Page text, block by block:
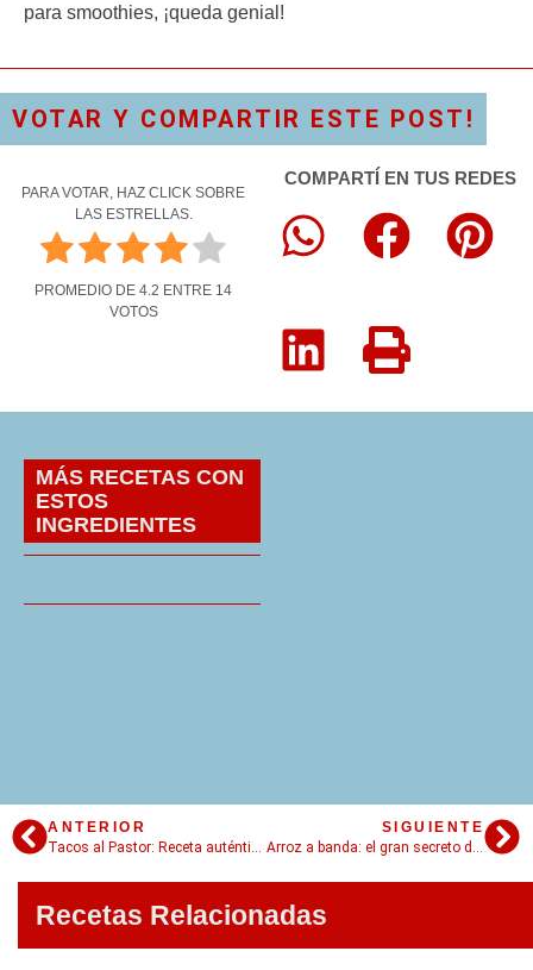
para smoothies, ¡queda genial!
VOTAR Y COMPARTIR ESTE POST!
PARA VOTAR, HAZ CLICK SOBRE
LAS ESTRELLAS.
PROMEDIO DE 4.2 ENTRE 14
VOTOS
COMPARTÍ EN TUS REDES
MÁS RECETAS CON
ESTOS
INGREDIENTES
ANTERIOR
Tacos al Pastor: Receta auténtica de México
SIGUIENTE
Arroz a banda: el gran secreto de la cocina valenciana revelado
Recetas Relacionadas